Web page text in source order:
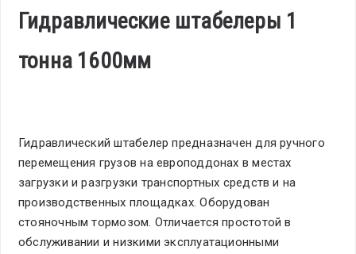
Гидравлические штабелеры 1
тонна 1600мм
Гидравлический штабелер предназначен для ручного
перемещения грузов на европоддонах в местах
загрузки и разгрузки транспортных средств и на
производственных площадках. Оборудован
стояночным тормозом. Отличается простотой в
обслуживании и низкими эксплуатационными